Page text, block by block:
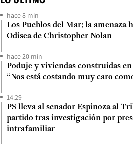
hace 8 min
Los Pueblos del Mar: la amenaza
Odisea de Christopher Nolan
hace 20 min
Poduje y viviendas construidas
“Nos está costando muy caro
14:29
PS lleva al senador Espinoza al
partido tras investigación por
intrafamiliar